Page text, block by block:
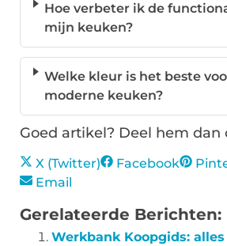
Hoe verbeter ik de
mijn keuken?
Welke kleur is het beste
moderne keuken?
Goed artikel? Deel hem dan
X (Twitter) Facebook
Email
Gerelateerde Berichten:
Werkbank Koopgids: